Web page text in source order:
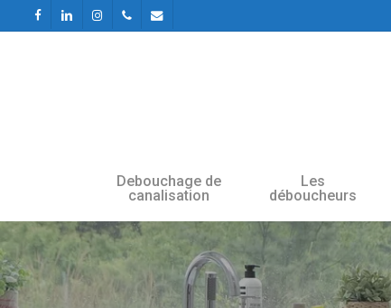
facebooklinkedininstagramphone email
Debouchage de
canalisation
Les
déboucheurs